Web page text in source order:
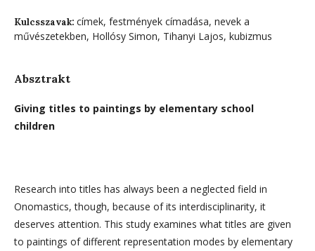
Kulcsszavak: címek, festmények címadása, nevek a
művészetekben, Hollósy Simon, Tihanyi Lajos, kubizmus
Absztrakt
Giving titles to paintings by elementary school
children
Research into titles has always been a neglected field in
Onomastics, though, because of its interdisciplinarity, it
deserves attention. This study examines what titles are given
to paintings of different representation modes by elementary